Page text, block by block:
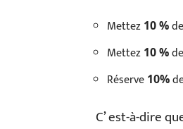
Mettez 10 %
Mettez 10 %
Réserve 10%
C’ est-à-dire